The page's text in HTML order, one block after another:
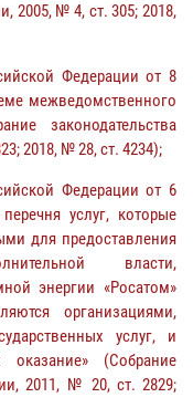
2005, № 4, ст. 305; 2018,
Федерации от 8
межведомственного
законодательства
2018, № 28, ст. 4234);
Федерации от 6
услуг, которые
для предоставления
власти,
энергии «Росатом»
организациями,
услуг, и
(Собрание
2011, № 20, ст. 2829;